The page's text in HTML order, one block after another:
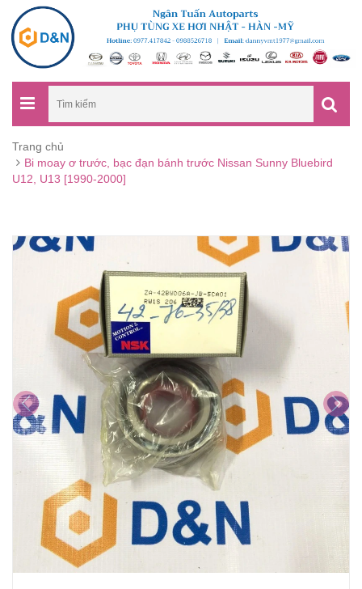
Trang chủ
Bi moay ơ trước, bạc đạn bánh trước Nissan Sunny Bluebird
U12, U13 [1990-2000]